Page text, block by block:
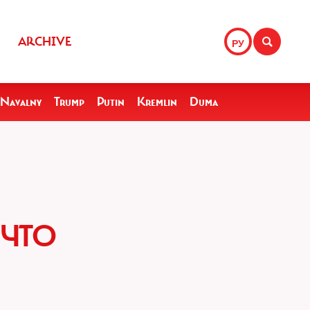
РУ
ARCHIVE
Navalny Trump Putin Kremlin Duma